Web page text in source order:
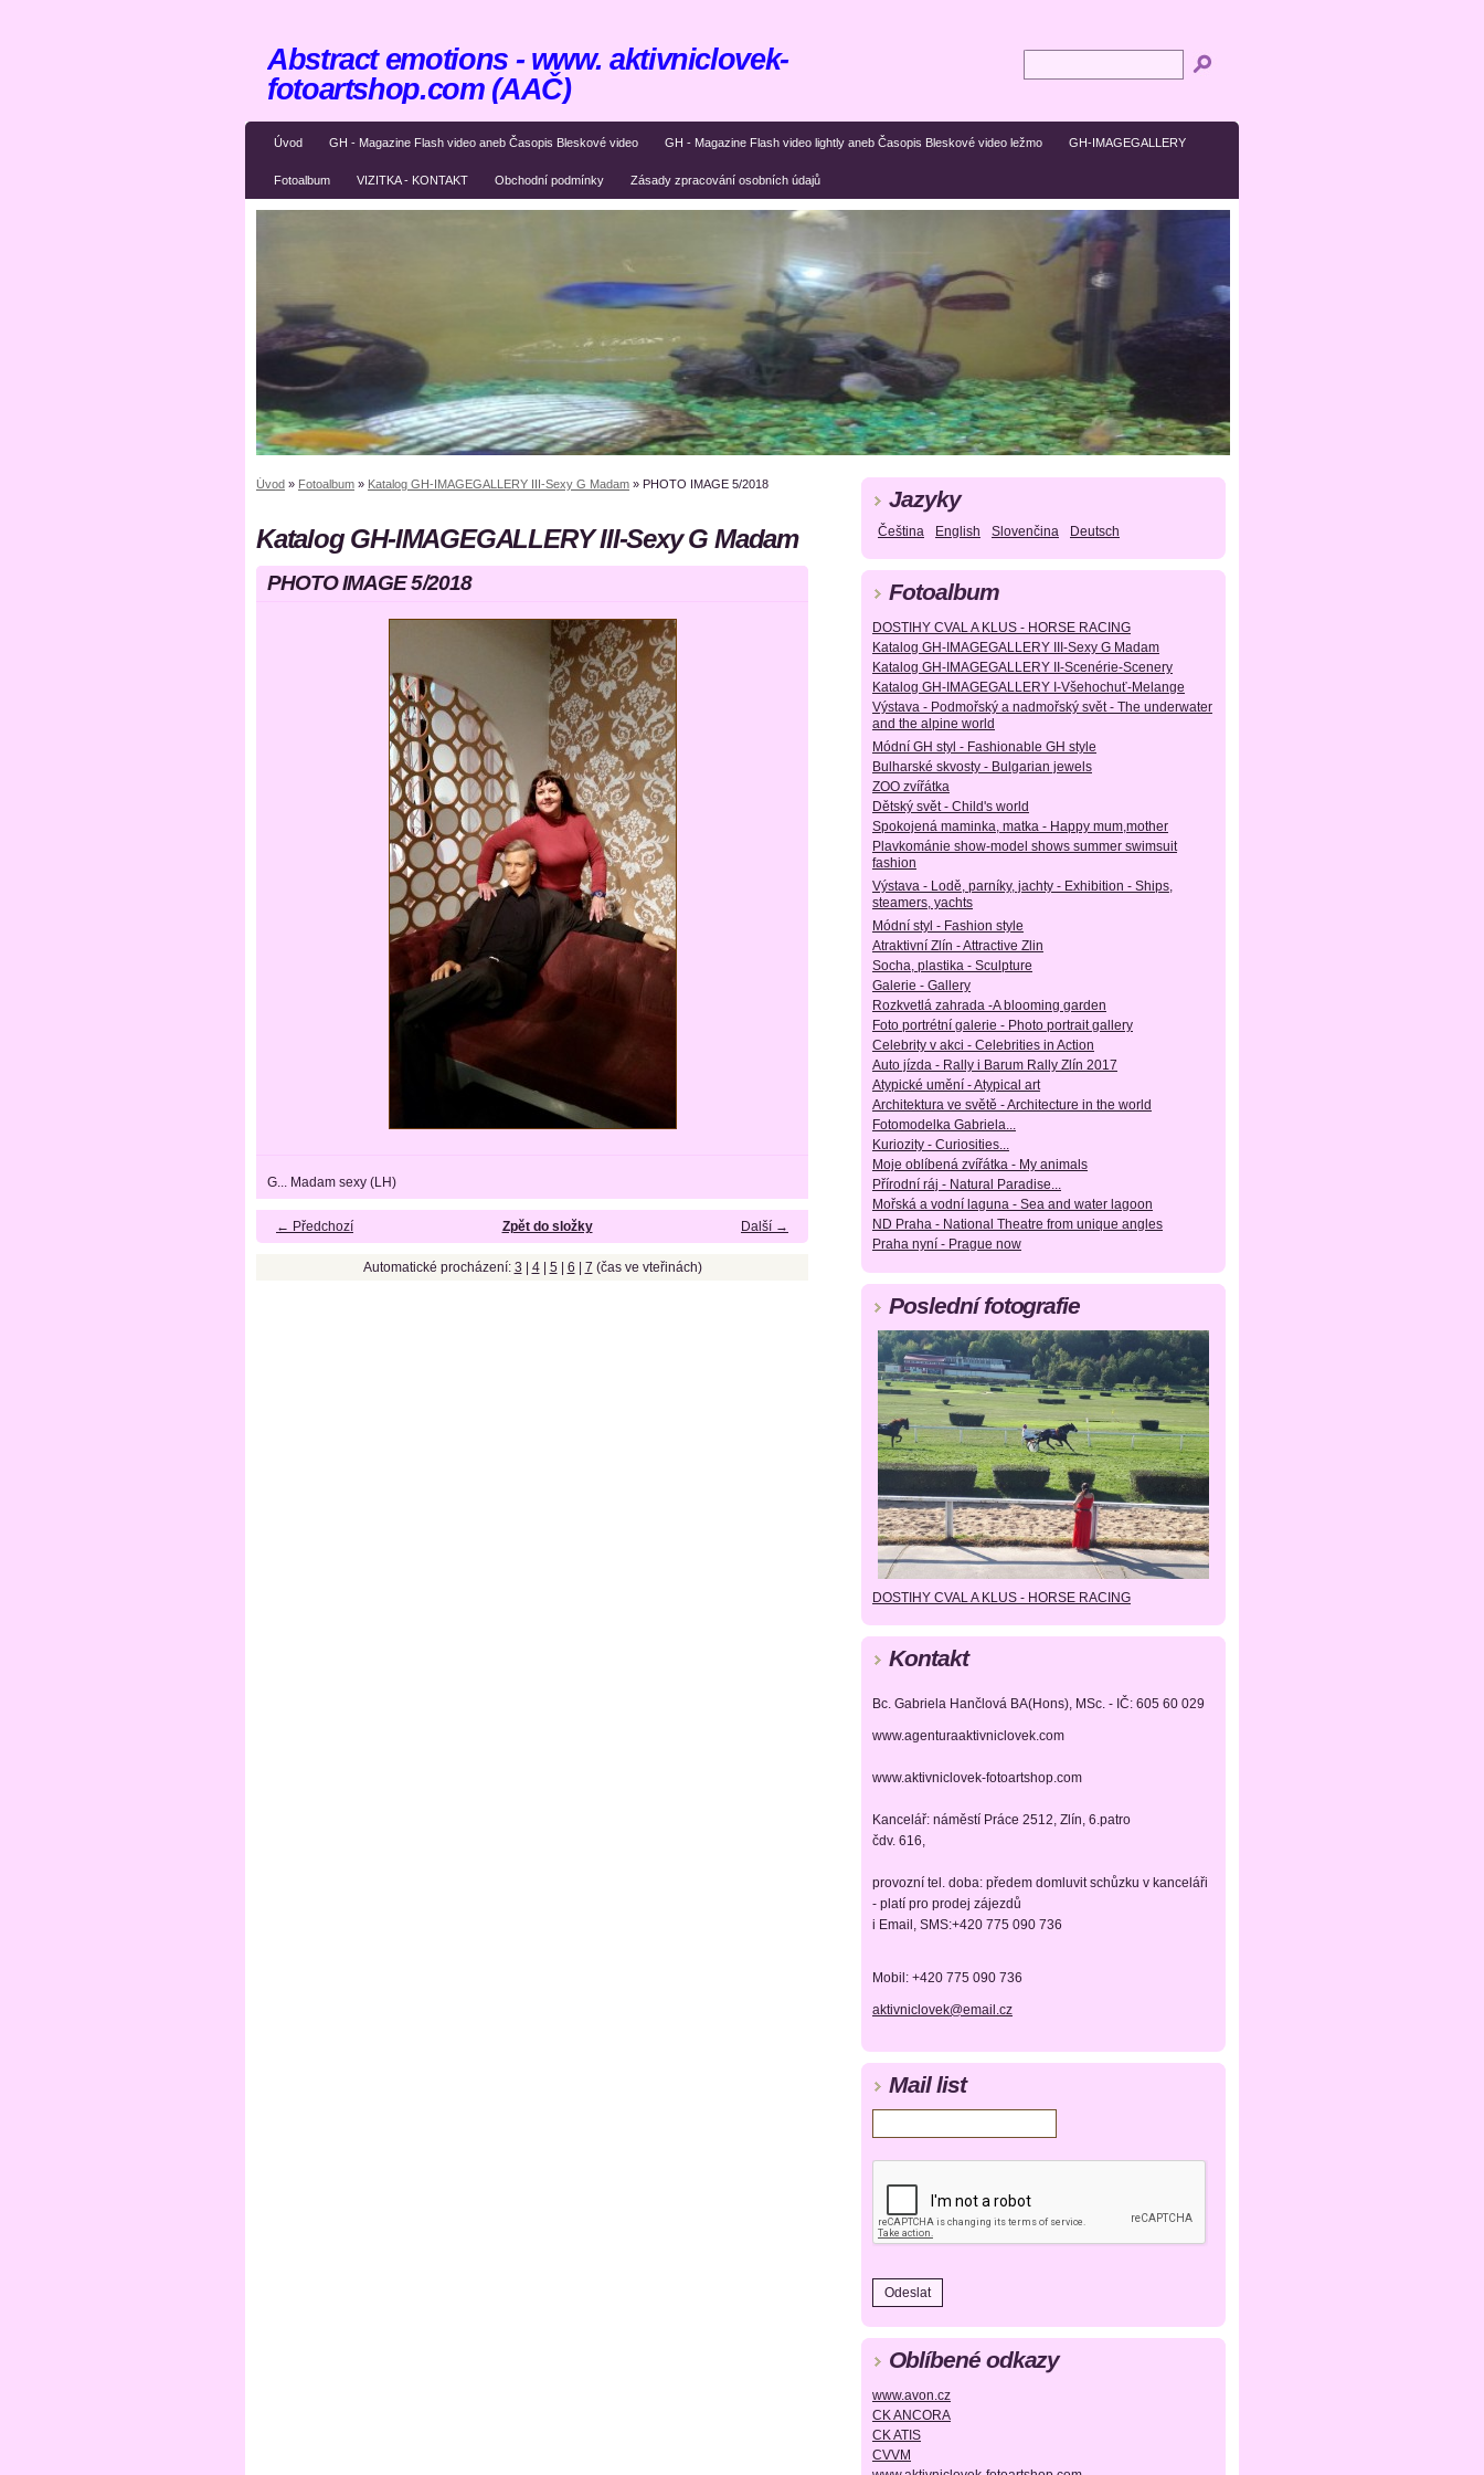
Úvod GH - Magazine Flash video aneb Časopis Bleskové video GH - Magazine Flash video lightly aneb Časopis Bleskové video ležmo GH-IMAGEGALLERY
Fotoalbum VIZITKA - KONTAKT Obchodní podmínky Zásady zpracování osobních údajů
Abstract emotions - www. aktivniclovek-
fotoartshop.com (AAČ)
Úvod » Fotoalbum » Katalog GH-IMAGEGALLERY III-Sexy G Madam » PHOTO IMAGE 5/2018
Katalog GH-IMAGEGALLERY III-Sexy G Madam
PHOTO IMAGE 5/2018
G... Madam sexy (LH)
← Předchozí Další →
Zpět do složky
Automatické procházení: 3 4| 5| 6 7 (čas ve vteřinách)
Jazyky
Čeština English Slovenčina Deutsch
Fotoalbum
DOSTIHY CVAL A KLUS - HORSE RACING
Katalog GH-IMAGEGALLERY III-Sexy G Madam
Katalog GH-IMAGEGALLERY II-Scenérie-Scenery
Katalog GH-IMAGEGALLERY I-Všehochuť-Melange
Výstava - Podmořský a nadmořský svět - The underwater
and the alpine world
Módní GH styl - Fashionable GH style
Bulharské skvosty - Bulgarian jewels
ZOO zvířátka
Dětský svět - Child's world
Spokojená maminka, matka - Happy mum,mother
Plavkománie show-model shows summer swimsuit
fashion
Výstava - Lodě, parníky, jachty - Exhibition - Ships,
steamers, yachts
Módní styl - Fashion style
Atraktivní Zlín - Attractive Zlin
Socha, plastika - Sculpture
Galerie - Gallery
Rozkvetlá zahrada -A blooming garden
Foto portrétní galerie - Photo portrait gallery
Celebrity v akci - Celebrities in Action
Auto jízda - Rally i Barum Rally Zlín 2017
Atypické umění - Atypical art
Architektura ve světě - Architecture in the world
Fotomodelka Gabriela...
Kuriozity - Curiosities...
Moje oblíbená zvířátka - My animals
Přírodní ráj - Natural Paradise...
Mořská a vodní laguna - Sea and water lagoon
ND Praha - National Theatre from unique angles
Praha nyní - Prague now
Poslední fotografie
DOSTIHY CVAL A KLUS - HORSE RACING
Kontakt
Bc. Gabriela Hančlová BA(Hons), MSc. - IČ: 605 60 029
www.agenturaaktivniclovek.com
www.aktivniclovek-fotoartshop.com
Kancelář: náměstí Práce 2512, Zlín, 6.patro
čdv. 616,
provozní tel. doba: předem domluvit schůzku v kanceláři
- platí pro prodej zájezdů
i Email, SMS:+420 775 090 736
Mobil: +420 775 090 736
aktivniclovek@email.cz
Mail list
Oblíbené odkazy
www.avon.cz
CK ANCORA
CK ATIS
CVVM